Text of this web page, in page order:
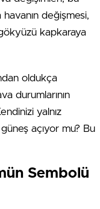
değişmesi,
gökyüzü kapkaraya
oldukça
durumlarının
yalnız
açıyor mu? Bu
Sembolü